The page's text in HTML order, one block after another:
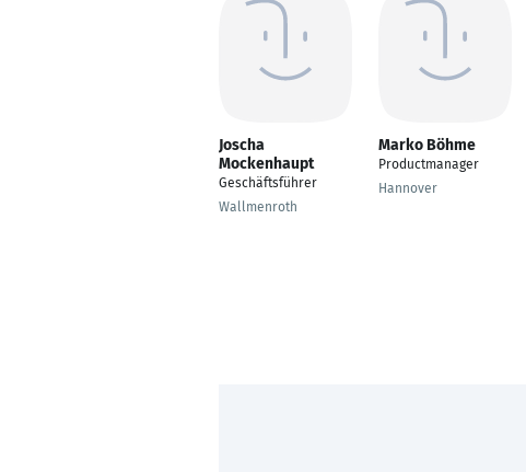
Joscha
Mockenhaupt
Geschäftsführer
Wallmenroth
Marko Böhme
Productmanager
Hannover